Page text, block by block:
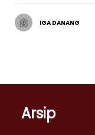
IGA DANANG
Arsip